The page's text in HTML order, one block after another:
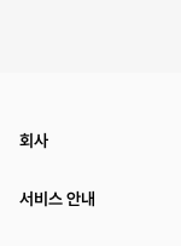
회사
서비스 안내